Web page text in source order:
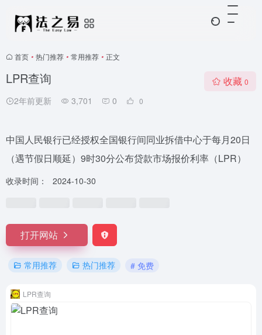
首页 • 热门推荐 • 常用推荐 • 正文
LPR查询
2年前更新 3,701 0 0
收藏 0
中国人民银行已经授权全国银行间同业拆借中心于每月20日
（遇节假日顺延）9时30分公布贷款市场报价利率（LPR）
收录时间： 2024-10-30
打开网站
常用推荐 热门推荐 # 免费
LPR查询